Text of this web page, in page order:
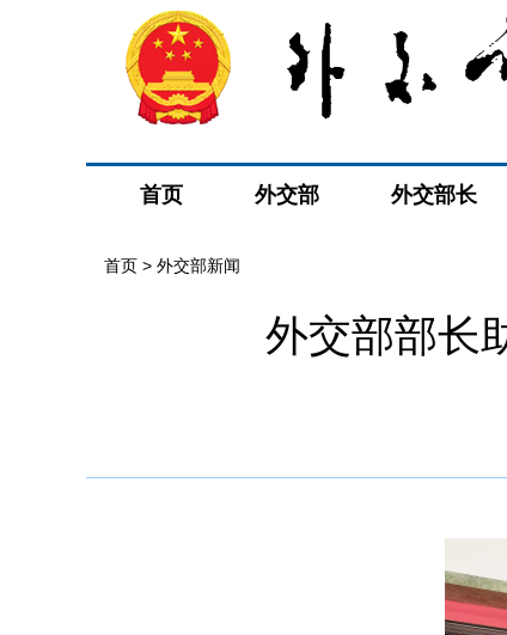
首页 外交部 外交部长
首页 > 外交部新闻
外交部部长